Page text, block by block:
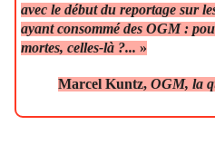
avec le début du reportage sur
ayant consommé des OGM :
mortes, celles-là ?... »
Marcel Kuntz, OGM, la